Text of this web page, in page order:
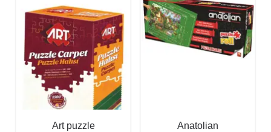
Art puzzle
Anatolian